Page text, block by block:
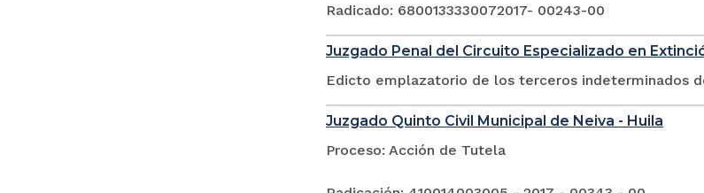
Radicado: 6800133330072017- 00243-00
Juzgado Penal del Circuito Especializado en
Edicto emplazatorio de los terceros indeterminados
Juzgado Quinto Civil Municipal de Neiva - Huila
Proceso: Acción de Tutela